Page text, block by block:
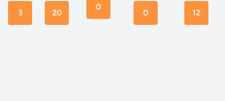
3
20
0
0
12